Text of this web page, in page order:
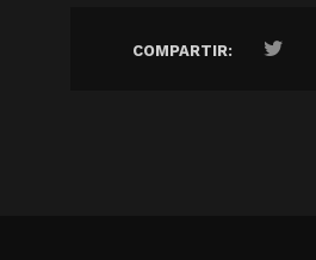
COMPARTIR: